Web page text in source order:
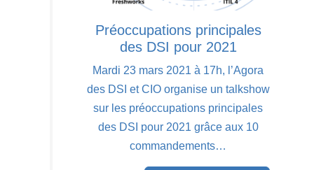
Préoccupations principales
des DSI pour 2021
Mardi 23 mars 2021 à 17h, l’Agora
des DSI et CIO organise un talkshow
sur les préoccupations principales
des DSI pour 2021 grâce aux 10
commandements…